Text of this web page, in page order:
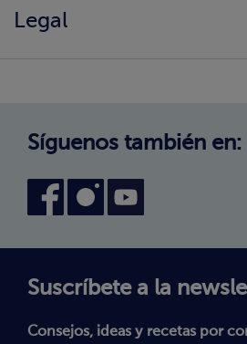
Cambio de zona
Nuestros valores
Legal
Declaración de accesibilidad
Política de Cookies
Términos y Condiciones
Síguenos también en:
Suscríbete a la
Consejos, ideas y recetas por